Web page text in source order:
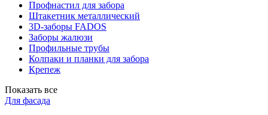
Профнастил для забора
Штакетник металлический
3D-заборы FADOS
Заборы жалюзи
Профильные трубы
Колпаки и планки для забора
Крепеж
Показать все
Для фасада